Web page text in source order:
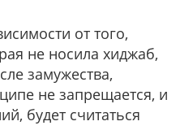
от того,
не носила хиджаб,
замужества,
не запрещается, и
будет считаться